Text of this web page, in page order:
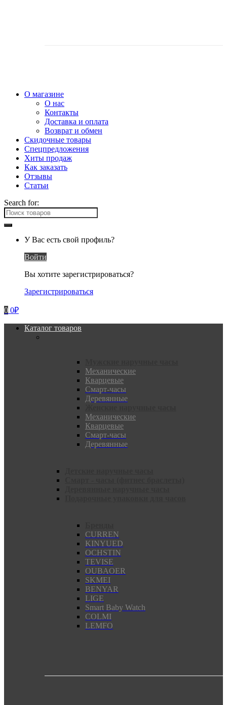
О магазине
О нас
Контакты
Доставка и оплата
Возврат и обмен
Скидочные товары
Спецпредложения
Хиты продаж
Как заказать
Отзывы
Статьи
Search for:
У Вас есть свой профиль?
Войти
Вы хотите зарегистрироваться?
Зарегистрироваться
0 0₽
Каталог товаров
Механические
Кварцевые
Смарт-часы
Деревянные
Механические
Кварцевые
Смарт-часы
Деревянные
CURREN
KINYUED
OCHSTIN
TEVISE
OUBAOER
SKMEI
BENYAR
LIGE
Smart Baby Watch
COLMI
LEMFO